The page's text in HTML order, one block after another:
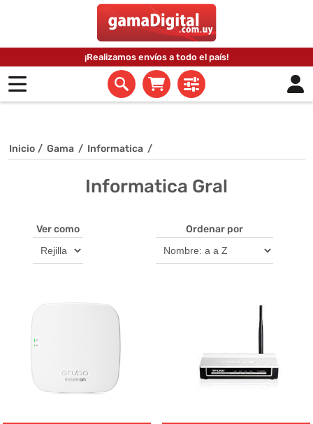
¡Realizamos envíos a todo el país!
Inicio / Gama / Informatica /
Informatica Gral
Ver como Ordenar por